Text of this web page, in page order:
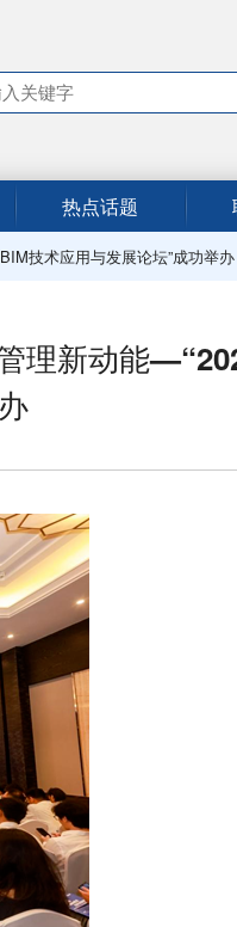
热点话题
技术应用与发展论坛”成功举办
理新动能